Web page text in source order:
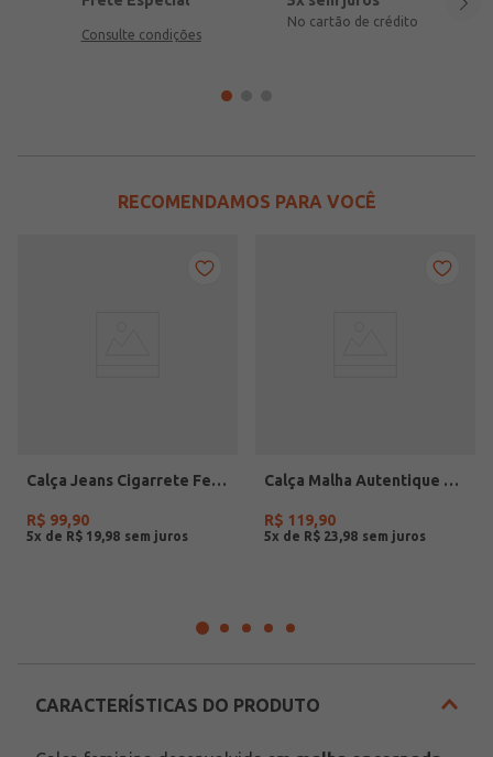
Consulte condições
No cartão de crédito
RECOMENDAMOS PARA VOCÊ
Calça Jeans Cigarrete Feminina AZUL
R$ 99,90
5x de R$ 19 98
Calça Malha Autentique Feminina PRETO
R$ 119,90
5x de R$ 23 98
CARACTERÍSTICAS DO PRODUTO